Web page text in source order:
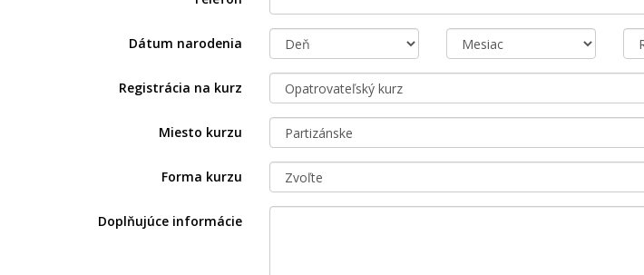
Dátum narodenia
Registrácia na kurz
Miesto kurzu
Forma kurzu
Doplňujúce informácie